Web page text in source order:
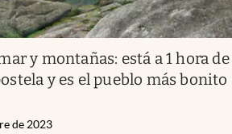
y montañas: está a 1 hora de
y es el pueblo más bonito
de 2023